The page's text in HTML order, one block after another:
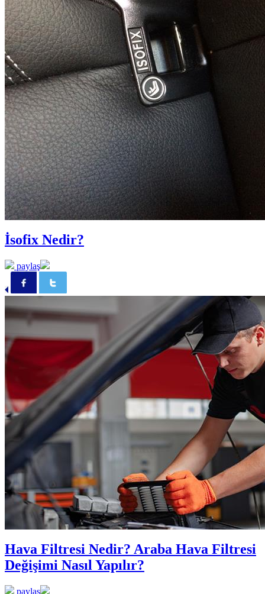
İsofix Nedir?
paylaş
Hava Filtresi Nedir? Araba Hava Filtresi
Değişimi Nasıl Yapılır?
paylaş